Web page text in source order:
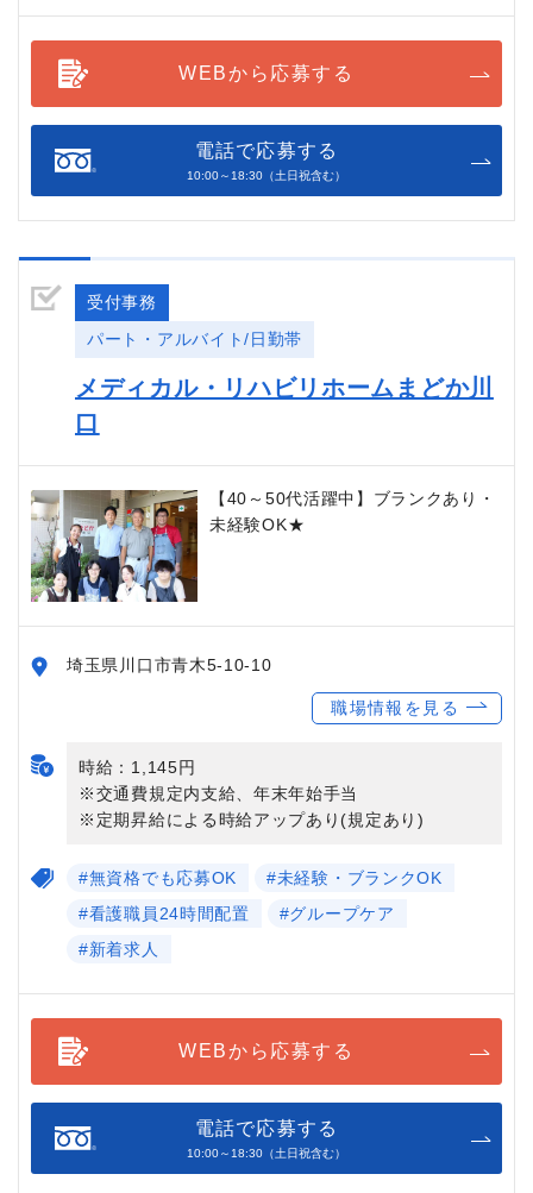
WEBから応募する
電話で応募する
10:00～18:30（土日祝含む）
受付事務
パート・アルバイト/日勤帯
メディカル・リハビリホームまどか川
口
【40～50代活躍中】ブランクあり・
未経験OK★
埼玉県川口市青木5-10-10
職場情報を見る
時給：1,145円
※交通費規定内支給、年末年始手当
※定期昇給による時給アップあり(規定あり)
#無資格でも応募OK
#未経験・ブランクOK
#看護職員24時間配置
#グループケア
#新着求人
WEBから応募する
電話で応募する
10:00～18:30（土日祝含む）